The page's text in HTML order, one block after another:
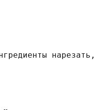
нарезать,